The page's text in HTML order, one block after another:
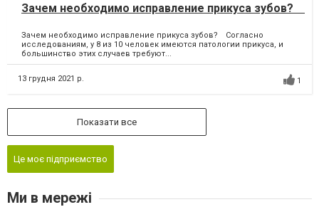
Зачем необходимо исправление прикуса зубов? ⠀
Зачем необходимо исправление прикуса зубов? ⠀Согласно
исследованиям, у 8 из 10 человек имеются патологии прикуса, и
большинство этих случаев требуют...
13 грудня 2021 р. 1
Показати все
Це моє підприємство
Ми в мережі